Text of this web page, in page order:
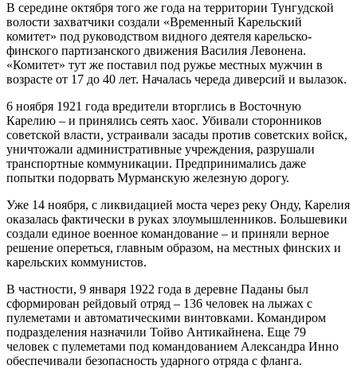
В середине октября того же года на территории Тунгудской
волости захватчики создали «Временный Карельский
комитет» под руководством видного деятеля карельско-
финского партизанского движения Василия Левонена.
«Комитет» тут же поставил под ружье местных мужчин в
возрасте от 17 до 40 лет. Началась череда диверсий и вылазок.
6 ноября 1921 года вредители вторглись в Восточную
Карелию – и принялись сеять хаос. Убивали сторонников
советской власти, устраивали засады против советских войск,
уничтожали административные учреждения, разрушали
транспортные коммуникации. Предпринимались даже
попытки подорвать Мурманскую железную дорогу.
Уже 14 ноября, с ликвидацией моста через реку Онду, Карелия
оказалась фактически в руках злоумышленников. Большевики
создали единое военное командование – и приняли верное
решение опереться, главным образом, на местных финских и
карельских коммунистов.
В частности, 9 января 1922 года в деревне Паданы был
сформирован рейдовый отряд – 136 человек на лыжах с
пулеметами и автоматическими винтовками. Командиром
подразделения назначили Тойво Антикайнена. Еще 79
человек с пулеметами под командованием Александра Инно
обеспечивали безопасность ударного отряда с фланга.